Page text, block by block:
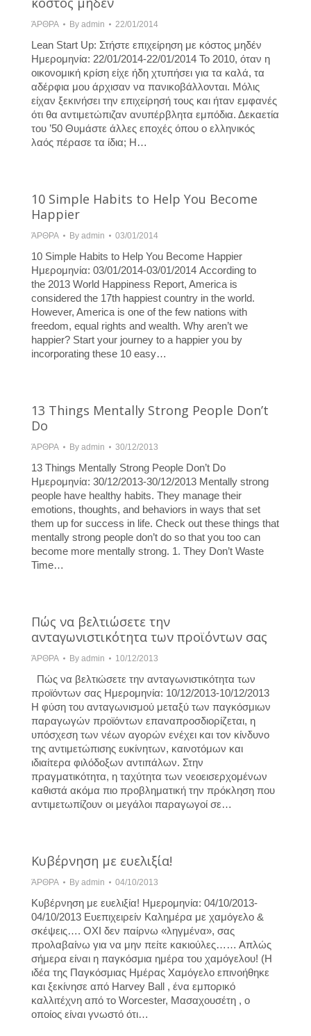
ΆΡΘΡΑ By admin 22/01/2014
Lean Start Up: Στήστε επιχείρηση με κόστος μηδέν
Hμερομηνία: 22/01/2014-22/01/2014 Το 2010, όταν η
οικονομική κρίση είχε ήδη χτυπήσει για τα καλά, τα
αδέρφια μου άρχισαν να πανικοβάλλονται. Μόλις
είχαν ξεκινήσει την επιχείρησή τους και ήταν εμφανές
ότι θα αντιμετώπιζαν ανυπέρβλητα εμπόδια. Δεκαετία
του ’50 Θυμάστε άλλες εποχές όπου ο ελληνικός
λαός πέρασε τα ίδια; Η…
10 Simple Habits to Help You Become
Happier
ΆΡΘΡΑ By admin 03/01/2014
10 Simple Habits to Help You Become Happier
Hμερομηνία: 03/01/2014-03/01/2014 According to
the 2013 World Happiness Report, America is
considered the 17th happiest country in the world.
However, America is one of the few nations with
freedom, equal rights and wealth. Why aren’t we
happier? Start your journey to a happier you by
incorporating these 10 easy…
13 Things Mentally Strong People Don’t
Do
ΆΡΘΡΑ By admin 30/12/2013
13 Things Mentally Strong People Don’t Do
Hμερομηνία: 30/12/2013-30/12/2013 Mentally strong
people have healthy habits. They manage their
emotions, thoughts, and behaviors in ways that set
them up for success in life. Check out these things that
mentally strong people don’t do so that you too can
become more mentally strong. 1. They Don’t Waste
Time…
Πώς να βελτιώσετε την
ανταγωνιστικότητα των προϊόντων σας
ΆΡΘΡΑ By admin 10/12/2013
Πώς να βελτιώσετε την ανταγωνιστικότητα των
προϊόντων σας Hμερομηνία: 10/12/2013-10/12/2013
Η φύση του ανταγωνισμού μεταξύ των παγκόσμιων
παραγωγών προϊόντων επαναπροσδιορίζεται, η
υπόσχεση των νέων αγορών ενέχει και τον κίνδυνο
της αντιμετώπισης ευκίνητων, καινοτόμων και
ιδιαίτερα φιλόδοξων αντιπάλων. Στην
πραγματικότητα, η ταχύτητα των νεοεισερχομένων
καθιστά ακόμα πιο προβληματική την πρόκληση που
αντιμετωπίζουν οι μεγάλοι παραγωγοί σε…
Κυβέρνηση με ευελιξία!
ΆΡΘΡΑ By admin 04/10/2013
Κυβέρνηση με ευελιξία! Hμερομηνία: 04/10/2013-
04/10/2013 Ευεπιχειρείν Kαλημέρα με χαμόγελο &
σκέψεις…. ΟΧΙ δεν παίρνω «ληγμένα», σας
προλαβαίνω για να μην πείτε κακιούλες…… Απλώς
σήμερα είναι η παγκόσμια ημέρα του χαμόγελου! (Η
ιδέα της Παγκόσμιας Ημέρας Χαμόγελο επινοήθηκε
και ξεκίνησε από Harvey Ball , ένα εμπορικό
καλλιτέχνη από το Worcester, Μασαχουσέτη , ο
οποίος είναι γνωστό ότι…